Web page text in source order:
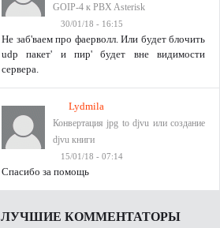
GOIP-4 к PBX Asterisk
30/01/18 - 16:15
Не заб'ваем про фаерволл. Или будет блочить
udp пакет' и пир' будет вне видимости
сервера.
Lydmila
Конвертация jpg to djvu или создание
djvu книги
15/01/18 - 07:14
Спасибо за помощь
ЛУЧШИЕ КОММЕНТАТОРЫ